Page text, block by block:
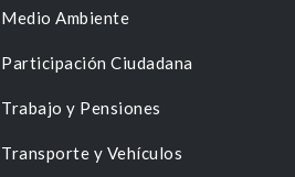
Medio Ambiente
Participación Ciudadana
Trabajo y Pensiones
Transporte y Vehículos